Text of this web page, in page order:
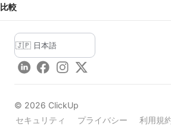
比較
LinkedInFacebook
Instagram
Twitter
© 2026 ClickUp
セキュリティ
プライバシー 利用規